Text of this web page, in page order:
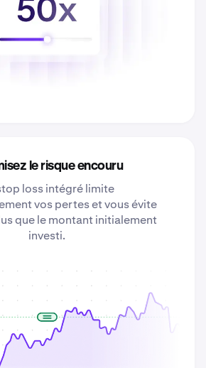
le risque encouru
loss intégré limite
vos pertes et vous évite
que le montant initialement
investi.